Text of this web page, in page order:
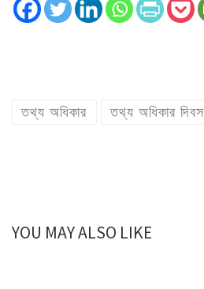
তথ্য অধিকার তথ্য অধিকার দিবস
YOU MAY ALSO LIKE